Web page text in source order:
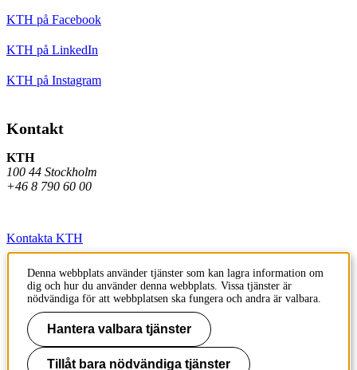
KTH på Facebook
KTH på LinkedIn
KTH på Instagram
Kontakt
KTH
100 44 Stockholm
+46 8 790 60 00
Kontakta KTH
Jobba på KTH
Press och media
Faktura och betalning KTH
Om KTH:s webbplatser
Denna webbplats använder tjänster som kan lagra information om
dig och hur du använder denna webbplats. Vissa tjänster är
nödvändiga för att webbplatsen ska fungera och andra är valbara.
Hantera valbara tjänster
Tillåt bara nödvändiga tjänster